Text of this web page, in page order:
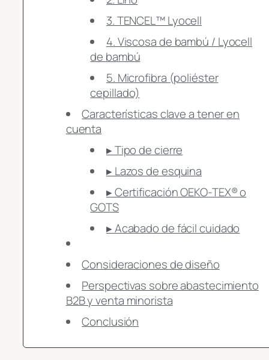
3. TENCEL™ Lyocell
4. Viscosa de bambú / Lyocell
de bambú
5. Microfibra (poliéster
cepillado)
Características clave a tener en
cuenta
▸ Tipo de cierre
▸ Lazos de esquina
▸ Certificación OEKO-TEX® o
GOTS
▸ Acabado de fácil cuidado
Consideraciones de diseño
Perspectivas sobre abastecimiento
B2B y venta minorista
Conclusión